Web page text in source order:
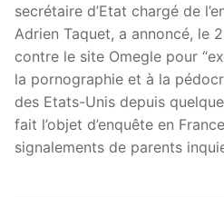
secrétaire d’Etat chargé de
Adrien Taquet, a annoncé, le
contre le site Omegle pour
la pornographie et à la
des Etats-Unis depuis
fait l’objet d’enquête en
signalements de parents